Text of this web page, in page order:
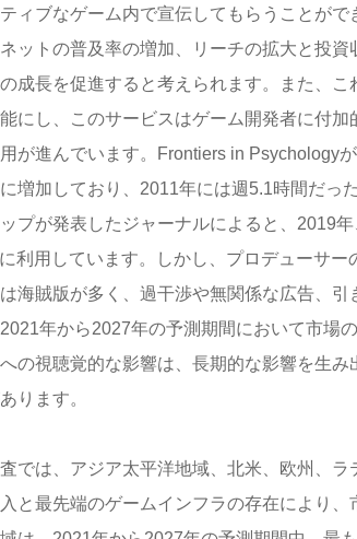
ィブなゲーム内で宣伝してもらうことが
ットの普及率の増加、リーチの拡大と投
成長を促進すると考えられます。また、
にし、このサービスはゲーム開発者に付
が進んでいます。Frontiers in Psychology
増加しており、2011年には週5.1時間だっ
プが発表したジャーナルによると、2019年
利用しています。しかし、プロデューサー
海賊版が多く、過干渉や無関係な広告、
年から2027年の予測期間において市場
の視聴覚的な影響は、長期的な影響を生
ります。
では、アジア太平洋地域、北米、欧州、
と最先端のゲームインフラの存在により